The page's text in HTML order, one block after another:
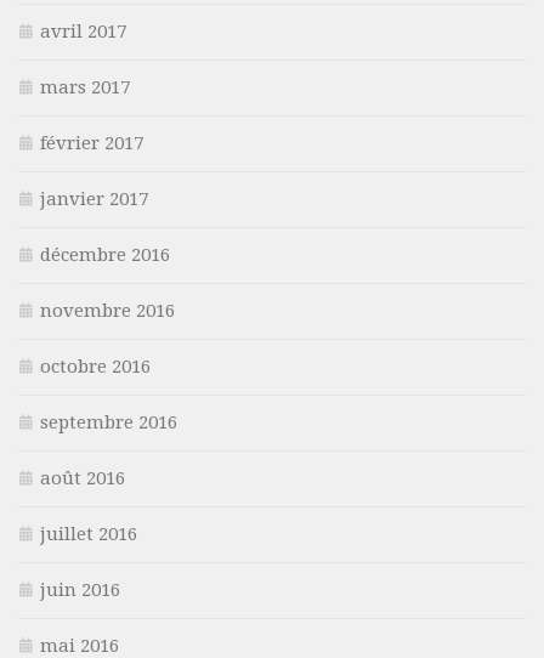
avril 2017
mars 2017
février 2017
janvier 2017
décembre 2016
novembre 2016
octobre 2016
septembre 2016
août 2016
juillet 2016
juin 2016
mai 2016